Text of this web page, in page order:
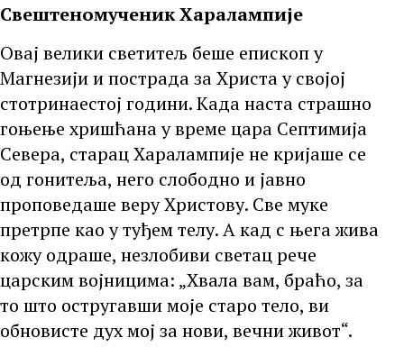
Свештеномученик Харалампије
Овај велики светитељ беше епископ у
Магнезији и пострада за Христа у својој
стотринаестој години. Када наста страшно
гоњење хришћана у време цара Септимија
Севера, старац Харалампије не кријаше се
од гонитеља, него слободно и јавно
проповедаше веру Христову. Све муке
претрпе као у туђем телу. А кад с њега жива
кожу одраше, незлобиви светац рече
царским војницима: „Хвала вам, браћо, за
то што остругавши моје старо тело, ви
обновисте дух мој за нови, вечни живот“.